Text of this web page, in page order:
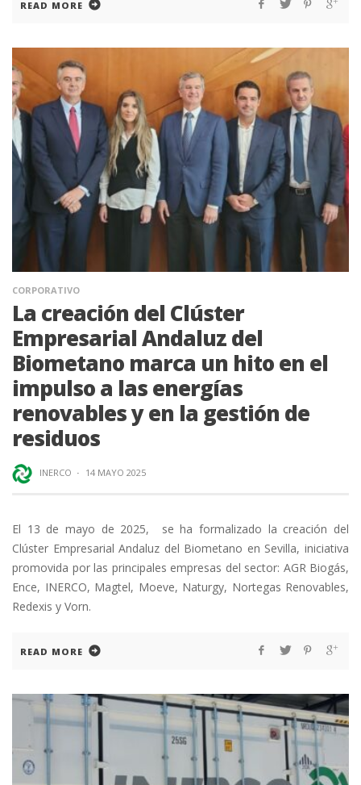
READ MORE
CORPORATIVO
La creación del Clúster
Empresarial Andaluz del
Biometano marca un hito en el
impulso a las energías
renovables y en la gestión de
residuos
INERCO · 14 MAYO 2025
El 13 de mayo de 2025, se ha formalizado la creación del
Clúster Empresarial Andaluz del Biometano en Sevilla, iniciativa
promovida por las principales empresas del sector: AGR Biogás,
Ence, INERCO, Magtel, Moeve, Naturgy, Nortegas Renovables,
Redexis y Vorn.
READ MORE